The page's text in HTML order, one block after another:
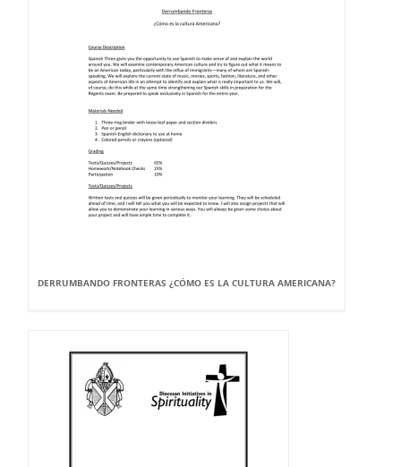
DERRUMBANDO FRONTERAS ¿CÓMO ES LA CULTURA AMERICANA?